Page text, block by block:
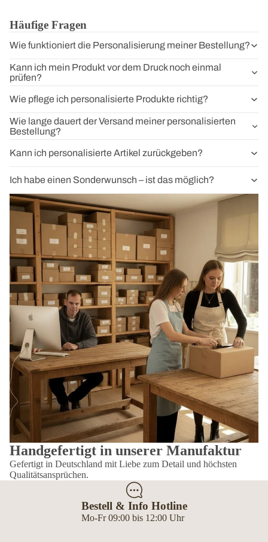
Häufige Fragen
Wie funktioniert die Personalisierung meiner Bestellung?
Kann ich mein Produkt vor dem Druck noch einmal
prüfen?
Wie pflege ich personalisierte Produkte richtig?
Wie lange dauert der Versand meiner personalisierten
Bestellung?
Kann ich personalisierte Artikel zurückgeben?
Ich habe einen Sonderwunsch – ist das möglich?
Handgefertigt in unserer Manufaktur
Gefertigt in Deutschland mit Liebe zum Detail und höchsten
Qualitätsansprüchen.
Bestell & Info Hotline
Mo-Fr 09:00 bis 12:00 Uhr